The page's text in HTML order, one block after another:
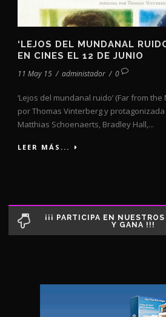
‘LEJOS DEL MUNDANAL
EN CINES EL 12 DE JUNIO
11 May 15 / administador / 0
‘Lejos del mundanal ruido’ (Far from
por Thomas Vinterberg y
Matthias Schoenaerts, Bradley Hall,...
LEER MÁS...
¡¡¡ PARTICIPA EN
Y GANA !!!